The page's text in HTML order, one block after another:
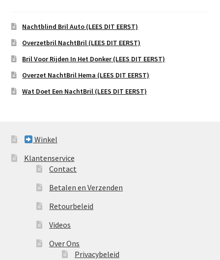
Nachtblind Bril Auto (LEES DIT EERST)
Overzetbril NachtBril (LEES DIT EERST)
Bril Voor Rijden In Het Donker (LEES DIT EERST)
Overzet NachtBril Hema (LEES DIT EERST)
Wat Doet Een NachtBril (LEES DIT EERST)
Winkel
Klantenservice
Contact
Betalen en Verzenden
Retourbeleid
Videos
Over Ons
Privacybeleid